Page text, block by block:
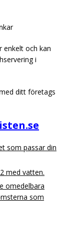
enkelt och kan
i
ditt företags
som passar din
med vatten.
omedelbara
som